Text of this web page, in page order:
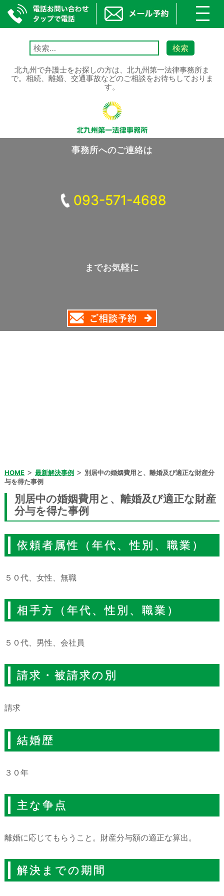
検
索:
北九州で弁護士をお探しの方は、北九州第一法律事務所ま
で。相続、離婚、交通事故などのご相談をお待ちしておりま
す。
事務所へのご連絡は
093-571-4688
までお気軽に
HOME> 最新解決事例> 別居中の婚姻費用と、離婚及び適正な財産分
与を得た事例
別居中の婚姻費用と、離婚及び適正な財産
分与を得た事例
依頼者属性（年代、性別、職業）
５０代、女性、無職
相手方（年代、性別、職業）
５０代、男性、会社員
請求・被請求の別
請求
結婚歴
３０年
主な争点
離婚に応じてもらうこと。財産分与額の適正な算出。
解決までの期間